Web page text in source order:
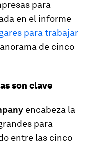
para
en el informe
para trabajar
de cinco
son clave
encabeza la
para
entre las cinco